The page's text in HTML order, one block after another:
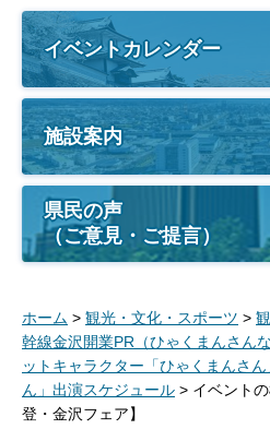
イベントカレンダー
施設案内
県民の声
（ご意見・ご提言）
ホーム > 観光・文化・スポーツ >
幹線金沢開業PR（ひゃくまんさんな
ットキャラクター「ひゃくまんさ
ん」出演スケジュール > イベント
登・金沢フェア】